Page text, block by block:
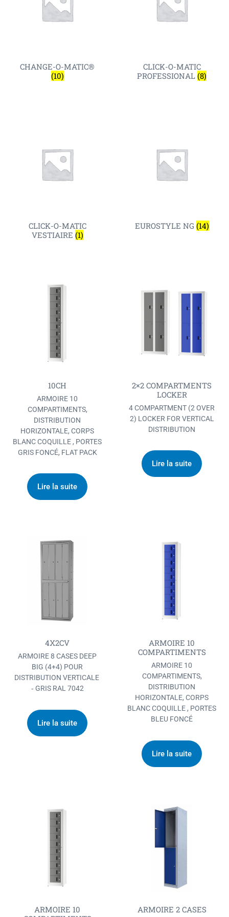
CHANGE-O-MATIC®
(10)
CLICK-O-MATIC
PROFESSIONAL (8)
CLICK-O-MATIC
VESTIAIRE (1)
EUROSTYLE NG (14)
10CH
ARMOIRE 10
COMPARTIMENTS,
DISTRIBUTION
HORIZONTALE, CORPS
BLANC COQUILLE , PORTES
GRIS FONCÉ, FLAT PACK
Lire la suite
2×2 COMPARTMENTS
LOCKER
4 COMPARTMENT (2 OVER
2) LOCKER FOR VERTICAL
DISTRIBUTION
Lire la suite
4X2CV
ARMOIRE 8 CASES DEEP
BIG (4+4) POUR
DISTRIBUTION VERTICALE
‐ GRIS RAL 7042
Lire la suite
ARMOIRE 10
COMPARTIMENTS
ARMOIRE 10
COMPARTIMENTS,
DISTRIBUTION
HORIZONTALE, CORPS
BLANC COQUILLE , PORTES
BLEU FONCÉ
Lire la suite
ARMOIRE 10
ARMOIRE 2 CASES